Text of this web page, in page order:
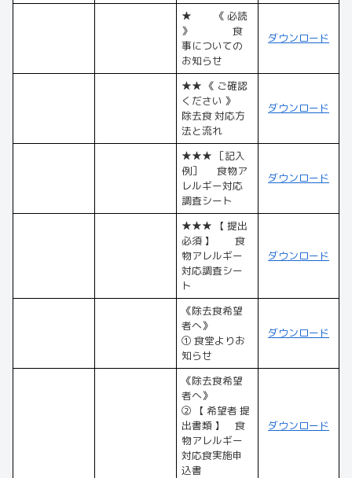
★ 《 必読
》 食
事についての
お知らせ
ダウンロード
★★ 《 ご確認
ください 》
除去食 対応方
法と流れ
ダウンロード
★★★ ［記入
例］ 食物ア
レルギー対応
調査シート
ダウンロード
★★★ 【 提出
必須 】 食
物アレルギー
対応調査シー
ト
ダウンロード
《除去食希望
者へ》
① 食堂よりお
知らせ
ダウンロード
《除去食希望
者へ》
② 【 希望者 提
出書類 】 食
物アレルギー
対応食実施申
込書
ダウンロード